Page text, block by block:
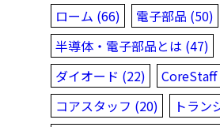
ローム (66)
電子部品 (50)
半導体・電子部品とは (47)
ダイオード (22)
CoreStaff
コアスタッフ (20)
トラン